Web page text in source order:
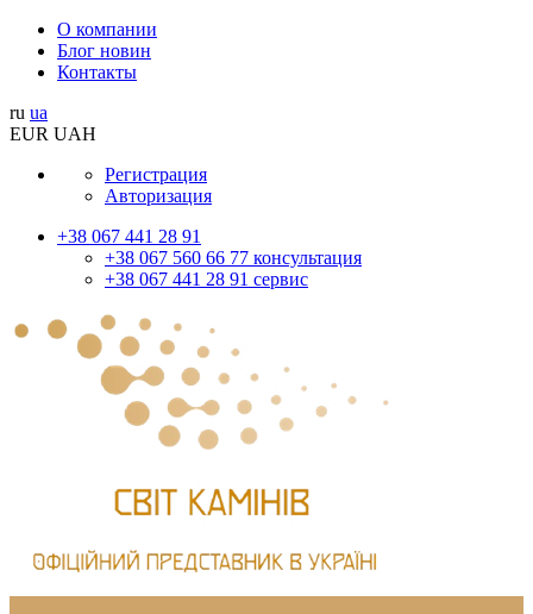
О компании
Блог новин
Контакты
ru ua
EUR UAH
Регистрация
Авторизация
+38 067 441 28 91
+38 067 560 66 77 консультация
+38 067 441 28 91 сервис